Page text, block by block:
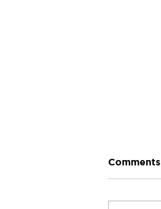
Comments